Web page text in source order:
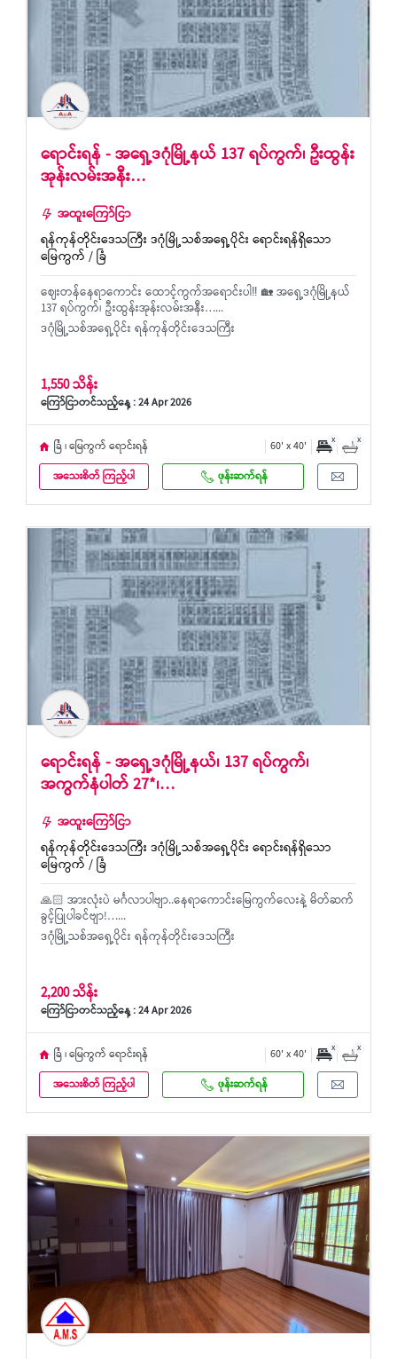
ရောင်းရန် - အရှေ့ဒဂုံမြို့နယ် 137 ရပ်ကွက်၊ ဦးထွန်း
အုန်းလမ်းအနီး…
အထူးကြော်ငြာ
ရန်ကုန်တိုင်းဒေသကြီး ဒဂုံမြို့သစ်အရှေ့ပိုင်း ရောင်းရန်ရှိသော
မြေကွက် / ခြံ
ဈေးတန်နေရာကောင်း ထောင့်ကွက်အရောင်းပါ‼️ 🏡 အရှေ့ဒဂုံမြို့နယ်
137 ရပ်ကွက်၊ ဦးထွန်းအုန်းလမ်းအနီး…...
ဒဂုံမြို့သစ်အရှေ့ပိုင်း ရန်ကုန်တိုင်းဒေသကြီး
1,550 သိန်း
ကြော်ငြာတင်သည့်နေ့ : 24 Apr 2026
ခြံ ၊ မြေကွက် ရောင်းရန် 60' x 40' x x
အသေးစိတ် ကြည့်ပါ ဖုန်းဆက်ရန်
ရောင်းရန် - အရှေ့ဒဂုံမြို့နယ်၊ 137 ရပ်ကွက်၊
အကွက်နံပါတ် 27*၊…
အထူးကြော်ငြာ
ရန်ကုန်တိုင်းဒေသကြီး ဒဂုံမြို့သစ်အရှေ့ပိုင်း ရောင်းရန်ရှိသော
မြေကွက် / ခြံ
🙏🏻 အားလုံးပဲ မင်္ဂလာပါဗျာ..နေရာကောင်းမြေကွက်‌လေးနဲ့ မိတ်ဆက်
ခွင့်ပြုပါခင်ဗျာ!…...
ဒဂုံမြို့သစ်အရှေ့ပိုင်း ရန်ကုန်တိုင်းဒေသကြီး
2,200 သိန်း
ကြော်ငြာတင်သည့်နေ့ : 24 Apr 2026
ခြံ ၊ မြေကွက် ရောင်းရန် 60' x 40' x x
အသေးစိတ် ကြည့်ပါ ဖုန်းဆက်ရန်